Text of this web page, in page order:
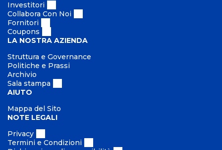
Investitori
Collabora Con Noi
Fornitori
Coupons
LA NOSTRA AZIENDA
Struttura e Governance
Politiche e Prassi
Archivio
Sala stampa
AIUTO
Mappa del Sito
NOTE LEGALI
Privacy
Termini e Condizioni